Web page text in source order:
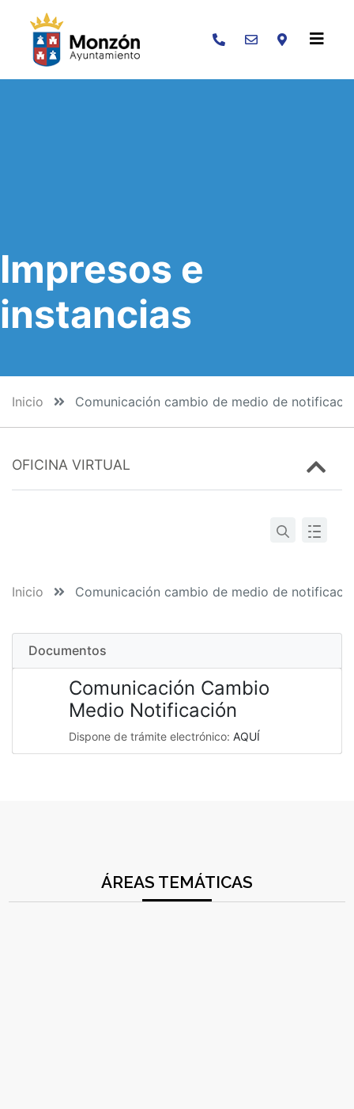
Buscar
Impresos e
instancias
Inicio Comunicación cambio de medio de
OFICINA VIRTUAL
Inicio Comunicación cambio de medio de
Documentos
Comunicación Cambio
Medio Notificación
Dispone de trámite electrónico: AQUÍ
ÁREAS TEMÁTICAS